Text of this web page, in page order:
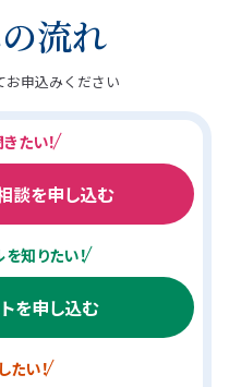
流れ
お申込みください
たい！
談を申し込む
知りたい！
を申し込む
たい！